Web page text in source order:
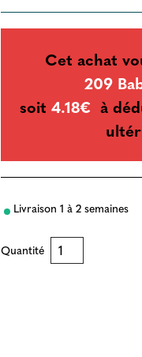
Cet achat
209
soit4.18€ à
Livraison 1 à 2 semaines
Quantité